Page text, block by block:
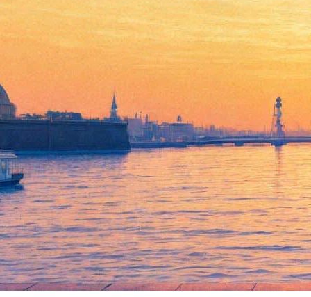
Впервые в Петербурге будет
исполнена барочная опера
Джованни Альберто Ристори
«Ариадна»